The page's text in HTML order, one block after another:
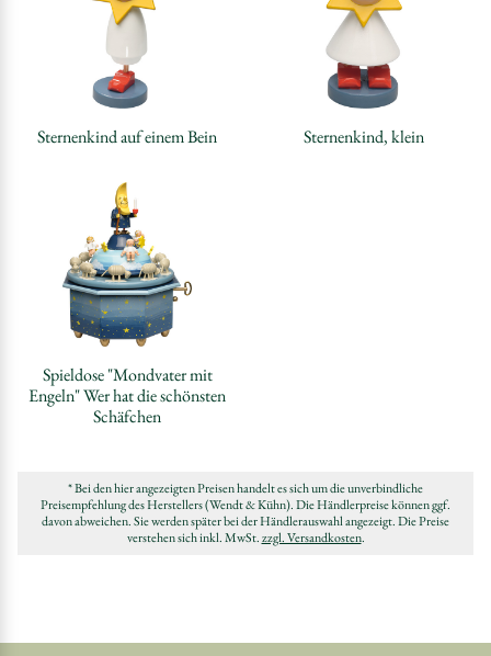
Sternenkind auf einem Bein Sternenkind, klein
Spieldose "Mondvater mit
Engeln" Wer hat die schönsten
Schäfchen
* Bei den hier angezeigten Preisen handelt es sich um die unverbindliche
Preisempfehlung des Herstellers (Wendt & Kühn). Die Händlerpreise können ggf.
davon abweichen. Sie werden später bei der Händlerauswahl angezeigt. Die Preise
verstehen sich inkl. MwSt.zzgl. Versandkosten.